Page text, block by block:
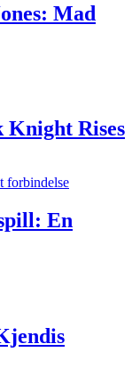
Mad
Knight Rises
En